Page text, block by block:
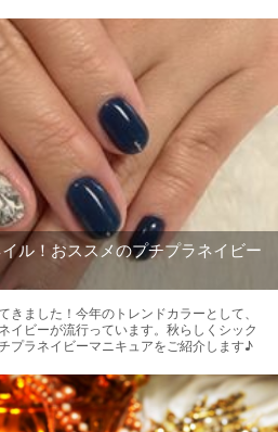
ル！おススメのプチプラネイビー
ました！今年のトレンドカラーとして、
イビーが流行っています。秋らしくシック
プラネイビーマニキュアをご紹介します♪